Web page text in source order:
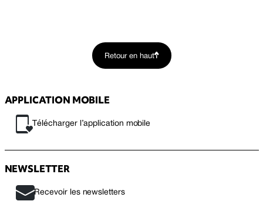
Retour en haut
APPLICATION MOBILE
Télécharger l’application mobile
NEWSLETTER
Recevoir les newsletters